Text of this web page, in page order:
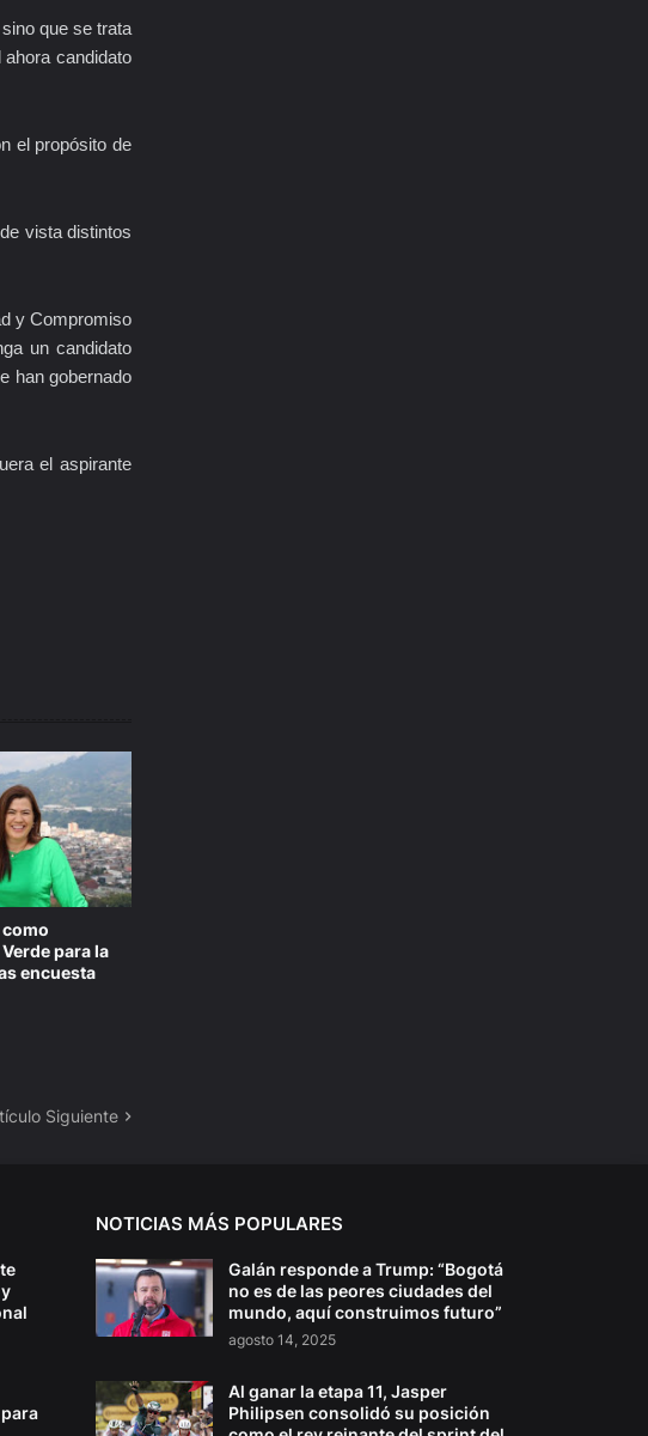
que se trata
candidato
el propósito de
vista distintos
y Compromiso
un candidato
han gobernado
el aspirante
para la
encuesta
Siguiente
NOTICIAS MÁS POPULARES
Galán responde a Trump: “Bogotá
no es de las peores ciudades del
mundo, aquí construimos futuro”
agosto 14, 2025
Al ganar la etapa 11, Jasper
Philipsen consolidó su posición